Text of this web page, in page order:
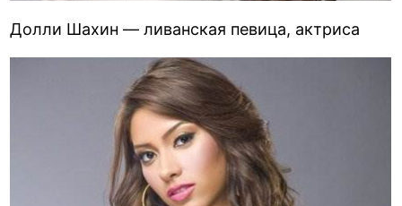
Долли Шахин — ливанская певица, актриса